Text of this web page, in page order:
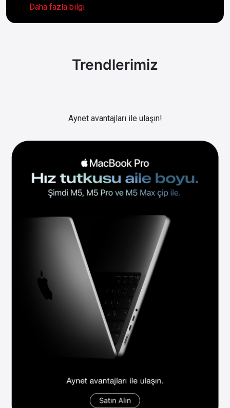
Daha fazla bilgi
Trendlerimiz
Aynet avantajları ile ulaşın!